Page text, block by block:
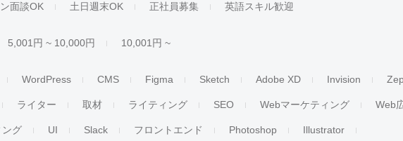
面談OK 土日週末OK 正社員募集 英語スキル歓迎
5,001円 ~ 10,000円 10,001円 ~
WordPress CMS Figma Sketch Adobe XD Invision
ライター 取材 ライティング SEO Webマーケティング Web
ング UI Slack フロントエンド Photoshop Illustrator